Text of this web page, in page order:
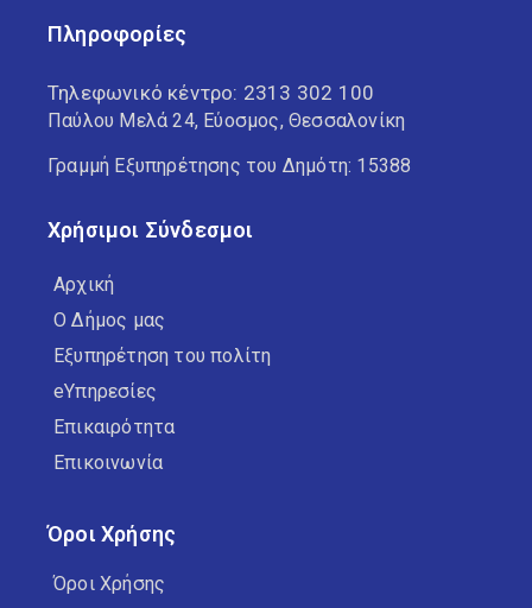
Πληροφορίες
Τηλεφωνικό κέντρο: 2313 302 100
Παύλου Μελά 24, Εύοσμος, Θεσσαλονίκη
Γραμμή Εξυπηρέτησης του Δημότη: 15388
Χρήσιμοι Σύνδεσμοι
Αρχική
Ο Δήμος μας
Εξυπηρέτηση του πολίτη
eΥπηρεσίες
Επικαιρότητα
Επικοινωνία
Όροι Χρήσης
Όροι Χρήσης